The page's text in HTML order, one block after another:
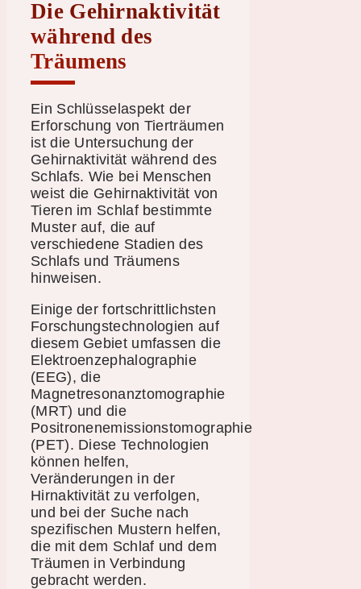
Die Gehirnaktivität
während des
Träumens
Ein Schlüsselaspekt der
Erforschung von Tierträumen
ist die Untersuchung der
Gehirnaktivität während des
Schlafs. Wie bei Menschen
weist die Gehirnaktivität von
Tieren im Schlaf bestimmte
Muster auf, die auf
verschiedene Stadien des
Schlafs und Träumens
hinweisen.
Einige der fortschrittlichsten
Forschungstechnologien auf
diesem Gebiet umfassen die
Elektroenzephalographie
(EEG), die
Magnetresonanztomographie
(MRT) und die
Positronenemissionstomographie
(PET). Diese Technologien
können helfen,
Veränderungen in der
Hirnaktivität zu verfolgen,
und bei der Suche nach
spezifischen Mustern helfen,
die mit dem Schlaf und dem
Träumen in Verbindung
gebracht werden.